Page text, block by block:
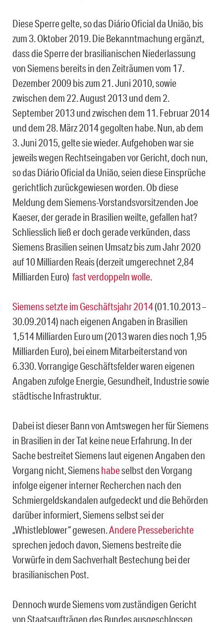
Diese Sperre gelte, so das Diário Oficial da União, bis
zum 3. Oktober 2019. Die Bekanntmachung ergänzt,
dass die Sperre der brasilianischen Niederlassung
von Siemens bereits in den Zeiträumen vom 17.
Dezember 2009 bis zum 21. Juni 2010, sowie
zwischen dem 22. August 2013 und dem 2.
September 2013 und zwischen dem 11. Februar 2014
und dem 28. März 2014 gegolten habe. Nun, ab dem
3. Juni 2015, gelte sie wieder. Aufgehoben war sie
jeweils wegen Rechtseingaben vor Gericht, doch nun,
so das Diário Oficial da União, seien diese Einsprüche
gerichtlich zurückgewiesen worden. Ob diese
Meldung dem Siemens-Vorstandsvorsitzenden Joe
Kaeser, der gerade in Brasilien weilte, gefallen hat?
Schliesslich ließ er doch gerade verkünden, dass
Siemens Brasilien seinen Umsatz bis zum Jahr 2020
auf 10 Milliarden Reais (derzeit umgerechnet 2,84
Milliarden Euro) fast verdoppeln wolle.
Siemens setzte im Geschäftsjahr 2014(01.10.2013 –
30.09.2014) nach eigenen Angaben in Brasilien
1,514 Milliarden Euro um (2013 waren dies noch 1,95
Milliarden Euro), bei einem Mitarbeiterstand von
6.330. Vorrangige Geschäftsfelder waren eigenen
Angaben zufolge Energie, Gesundheit, Industrie sowie
städtische Infrastruktur.
Dabei ist dieser Bann von Amtswegen her für Siemens
in Brasilien in der Tat keine neue Erfahrung. In der
Sache bestreitet Siemens laut eigenen Angaben den
Vorgang nicht, Siemenshabeselbst den Vorgang
infolge eigener interner Recherchen nach den
Schmiergeldskandalen aufgedeckt und die Behörden
darüber informiert, Siemens selbst sei der
„Whistleblower“ gewesen.Andere Presseberichte
sprechen jedoch davon, Siemens bestreite die
Vorwürfe in dem Sachverhalt Bestechung bei der
brasilianischen Post.
Dennoch wurde Siemens vom zuständigen Gericht
von Staatsaufträgen des Bundes ausgeschlossen.